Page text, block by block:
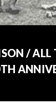
/ ALL